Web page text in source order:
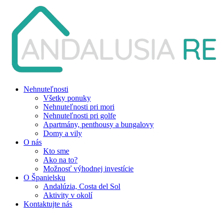
Nehnuteľnosti
Všetky ponuky
Nehnuteľnosti pri mori
Nehnuteľnosti pri golfe
Apartmány, penthousy a bungalovy
Domy a vily
O nás
Kto sme
Ako na to?
Možnosť výhodnej investície
O Španielsku
Andalúzia, Costa del Sol
Aktivity v okolí
Kontaktujte nás